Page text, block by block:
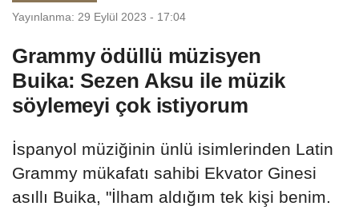
Yayınlanma: 29 Eylül 2023 - 17:04
Grammy ödüllü müzisyen
Buika: Sezen Aksu ile müzik
söylemeyi çok istiyorum
İspanyol müziğinin ünlü isimlerinden Latin
Grammy mükafatı sahibi Ekvator Ginesi
asıllı Buika, "İlham aldığım tek kişi benim.